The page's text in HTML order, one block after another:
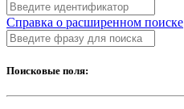
Справка о расширенном поиске
Поисковые поля: